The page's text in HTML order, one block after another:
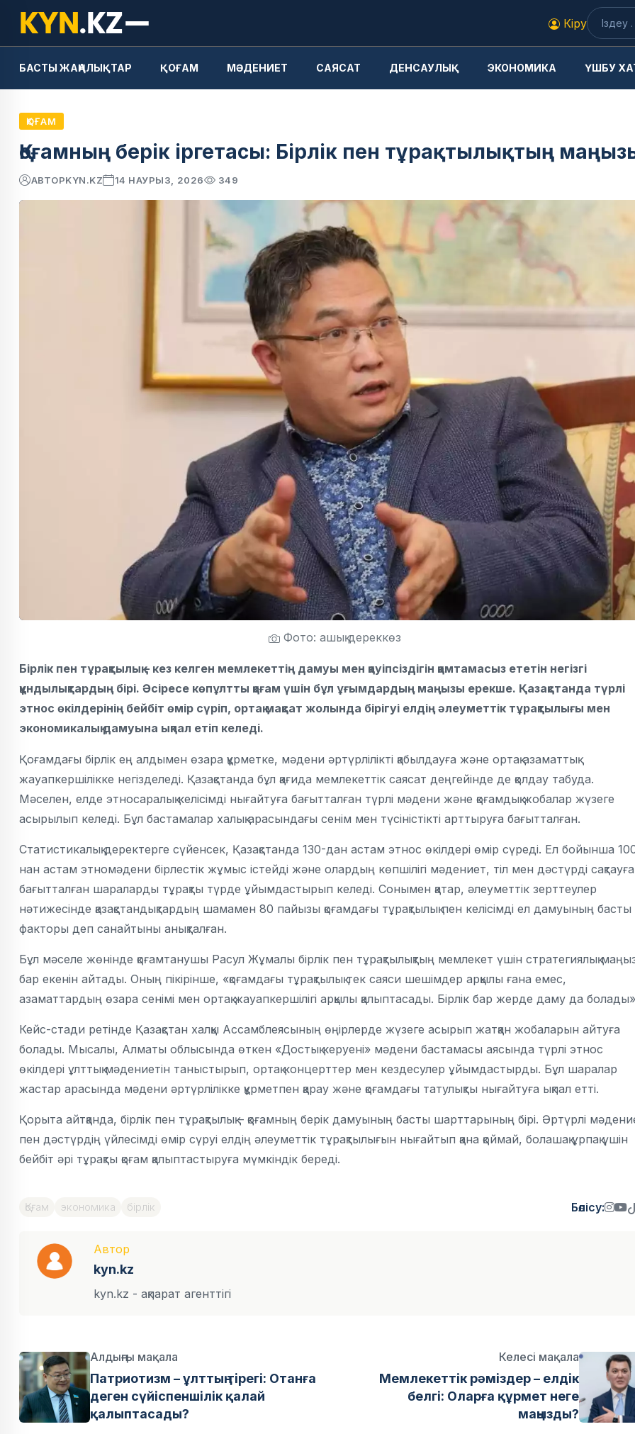
Кіру
БАСТЫ ЖАҢАЛЫҚТАР ҚОҒАМ МӘДЕНИЕТ САЯСАТ ДЕНСАУЛЫҚ ЭКОНОМИКА ҮШБУ
ҚОҒАМ
Қоғамның берік іргетасы: Бірлік пен тұрақтылықтың
АВТОРKYN.KZ 14 НАУРЫЗ, 2026 349
Фото: ашық дереккөз
Бірлік пен тұрақтылық – кез келген мемлекеттің дамуы мен қауіпсіздігін қамтамасыз ететін негізгі
құндылықтардың бірі. Әсіресе көпұлтты қоғам үшін бұл ұғымдардың маңызы ерекше. Қазақстанда түрлі
этнос өкілдерінің бейбіт өмір сүріп, ортақ мақсат жолында бірігуі елдің әлеуметтік тұрақтылығы мен
экономикалық дамуына ықпал етіп келеді.
Қоғамдағы бірлік ең алдымен өзара құрметке, мәдени әртүрлілікті қабылдауға және ортақ азаматтық
жауапкершілікке негізделеді. Қазақстанда бұл қағида мемлекеттік саясат деңгейінде де қолдау табуда.
Мәселен, елде этносаралық келісімді нығайтуға бағытталған түрлі мәдени және қоғамдық жобалар жүзеге
асырылып келеді. Бұл бастамалар халық арасындағы сенім мен түсіністікті арттыруға бағытталған.
Статистикалық деректерге сүйенсек, Қазақстанда 130-дан астам этнос өкілдері өмір сүреді. Ел бойынша
нан астам этномәдени бірлестік жұмыс істейді және олардың көпшілігі мәдениет, тіл мен дәстүрді сақтауға
бағытталған шараларды тұрақты түрде ұйымдастырып келеді. Сонымен қатар, әлеуметтік зерттеулер
нәтижесінде қазақстандықтардың шамамен 80 пайызы қоғамдағы тұрақтылық пен келісімді ел дамуының басты
факторы деп санайтыны анықталған.
Бұл мәселе жөнінде қоғамтанушы Расул Жұмалы бірлік пен тұрақтылықтың мемлекет үшін стратегиялық
бар екенін айтады. Оның пікірінше, «қоғамдағы тұрақтылық тек саяси шешімдер арқылы ғана емес,
азаматтардың өзара сенімі мен ортақ жауапкершілігі арқылы қалыптасады. Бірлік бар жерде даму да
Кейс-стади ретінде Қазақстан халқы Ассамблеясының өңірлерде жүзеге асырып жатқан жобаларын айтуға
болады. Мысалы, Алматы облысында өткен «Достық керуені» мәдени бастамасы аясында түрлі этнос
өкілдері ұлттық мәдениетін таныстырып, ортақ концерттер мен кездесулер ұйымдастырды. Бұл шаралар
жастар арасында мәдени әртүрлілікке құрметпен қарау және қоғамдағы татулықты нығайтуға ықпал етті.
Қорыта айтқанда, бірлік пен тұрақтылық – қоғамның берік дамуының басты шарттарының бірі. Әртүрлі
пен дәстүрдің үйлесімді өмір сүруі елдің әлеуметтік тұрақтылығын нығайтып қана қоймай, болашақ ұрпақ үшін
бейбіт әрі тұрақты қоғам қалыптастыруға мүмкіндік береді.
Қоғам экономика бірлік Бөлісу:
Автор
kyn.kz
kyn.kz - ақпарат агенттігі
Алдыңғы мақала
Патриотизм – ұлттың тірегі: Отанға
деген сүйіспеншілік қалай
қалыптасады?
Келесі мақала
Мемлекеттік рәміздер – елдік
белгі: Оларға құрмет неге
маңызды?